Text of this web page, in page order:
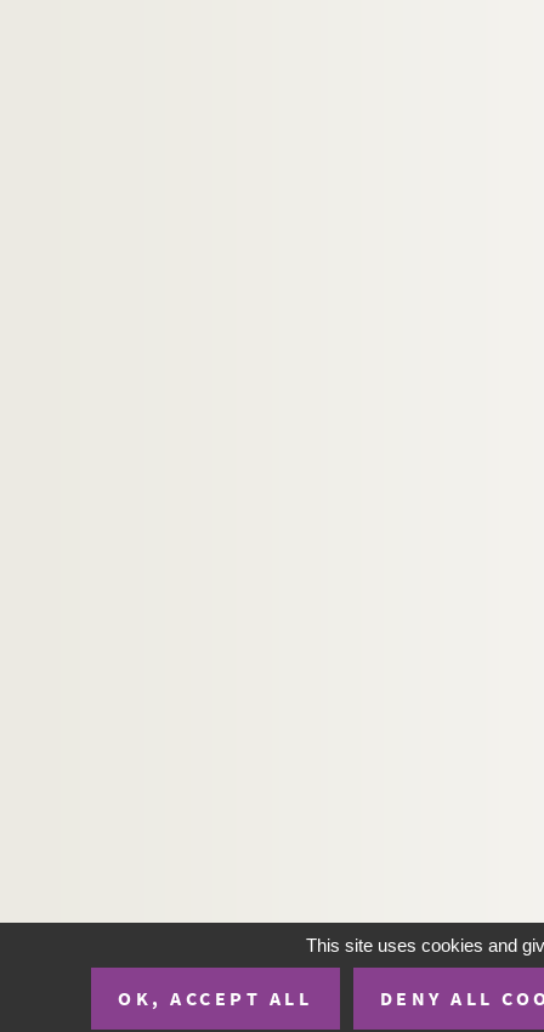
This site uses cookies and
OK, ACCEPT ALL DENY ALL